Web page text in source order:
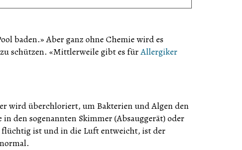
baden.» Aber ganz ohne Chemie wird es
schützen. «Mittlerweile gibt es fürAllergiker
wird überchloriert, um Bakterien und Algen den
den sogenannten Skimmer (Absauggerät) oder
flüchtig ist und in die Luft entweicht, ist der